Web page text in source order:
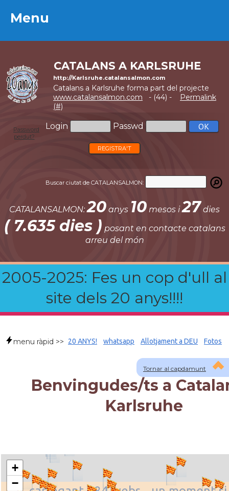
Menu
CATALANS A KARLSRUHE
http://Karlsruhe.catalansalmon.com
Catalans a Karlsruhe forma part del projecte
www.catalansalmon.com - (44) -
Permalink
(#)
Login Passwd
Password
perdut?
REGISTRA'T
Buscar ciutat de CATALANSALMON:
CATALANSALMON:20 anys 10 mesos i27 dies
( 7.635 dies ) posant en contacte catalans
arreu del món
2005-2025: Fes un cop d'ull al
site dels 20 anys!!!!
Menu
Tornar al capdamunt
menu ràpid >> 20 ANYS! whatsapp Allotjament a DEU Fotos
Benvingudes/ts a
Karlsruhe
+
−